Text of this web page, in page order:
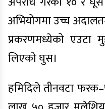
अभियोगमा उच्च
प्रकरणमध्येको एउटा
लिएको घुस।
हमिदिले तीनवटा